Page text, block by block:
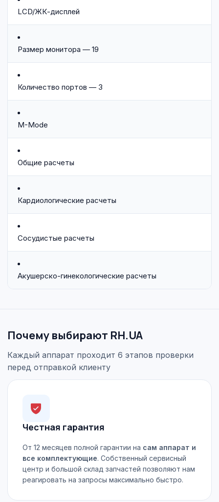
LCD/ЖК-дисплей
Размер монитора — 19
Количество портов — 3
M-Mode
Общие расчеты
Кардиологические расчеты
Сосудистые расчеты
Акушерско-гинекологические расчеты
Почему выбирают RH.UA
Каждый аппарат проходит 6 этапов проверки
перед отправкой клиенту
Честная гарантия
От 12 месяцев полной гарантии на сам аппарат и
все комплектующие. Собственный сервисный
центр и большой склад запчастей позволяют нам
реагировать на запросы максимально быстро.